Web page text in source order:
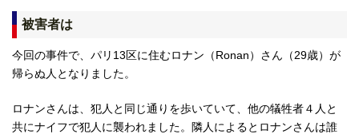
被害者は
今回の事件で、パリ13区に住むロナン（Ronan）さん（29歳）が
帰らぬ人となりました。
ロナンさんは、犯人と同じ通りを歩いていて、他の犠牲者４人と
共にナイフで犯人に襲われました。隣人によるとロナンさんは誰